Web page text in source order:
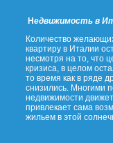
Недвижимость в
Количество
квартиру в Италии
несмотря на то, что
кризиса, в целом
то время как в ряде
снизились. Многими
недвижимости
привлекает сама
жильем в этой